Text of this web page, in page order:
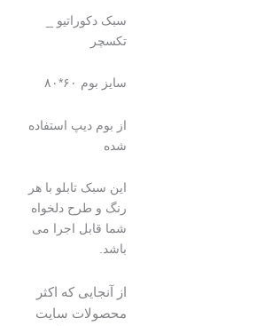
بود.
سبک دکوراتیو _
تکسچر
سایز بوم ۶۰*۸۰
از بوم دیپ استفاده
شده
این سبک تابلو با هر
رنگ و طرح دلخواه
شما قابل اجرا می
باشد.
از آنجایی که اکثر
محصولات سایت